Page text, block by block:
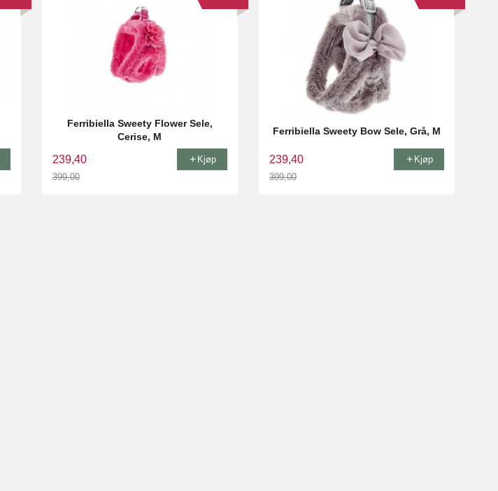
Ferribiella Sweety Flower Sele,
Cerise, M
239,40
399,00
Kjøp
Ferribiella Sweety Bow Sele, Grå, M
239,40
399,00
Kjøp